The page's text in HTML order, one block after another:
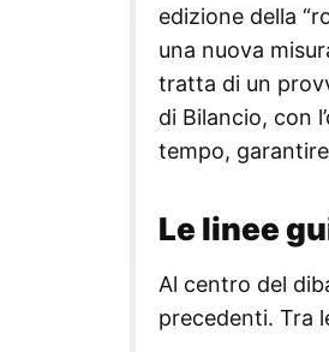
edizione della
una nuova
tratta di un
di Bilancio, con
tempo,
Le linee
Al centro del
precedenti. Tra